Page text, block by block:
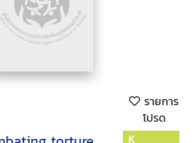
รายการ
โปรด
K